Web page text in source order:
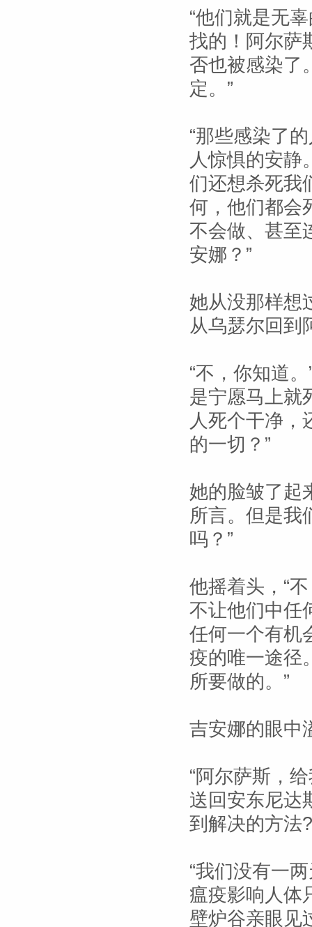
“他们就是无
找的！阿尔萨
否也被感染了
定。”
“那些感染了
人惊惧的安静
们还想杀死
何，他们都会
不会做、甚至
安娜？”
她从没那样想
从乌瑟尔回
“不，你知道
是宁愿马上就
人死个干净，
的一切？”
她的脸皱了
所言。但是我
吗？”
他摇着头，“
不让他们中任
任何一个有机
疫的唯一途径
所要做的。”
吉安娜的眼中
“阿尔萨斯，
送回安东尼达
到解决的方法
“我们没有一
瘟疫影响人
壁炉谷亲眼见